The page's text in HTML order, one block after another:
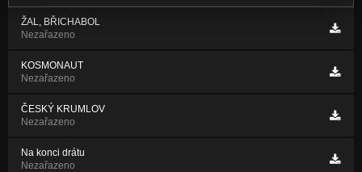
ŽAL, BŘICHABOL
Nezařazeno
KOSMONAUT
Nezařazeno
ČESKÝ KRUMLOV
Nezařazeno
Na konci drátu
Nezařazeno